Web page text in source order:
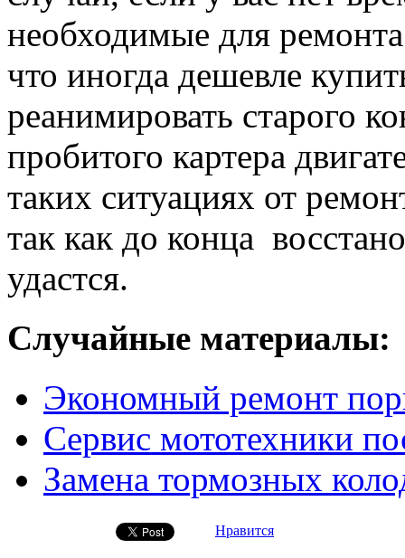
необходимые для
что иногда дешевле
реанимировать старого
пробитого картера
таких ситуациях от
так как до конца
удастся.
Случайные материалы:
Экономный ремонт
Сервис мототехники
Замена тормозных
Нравится